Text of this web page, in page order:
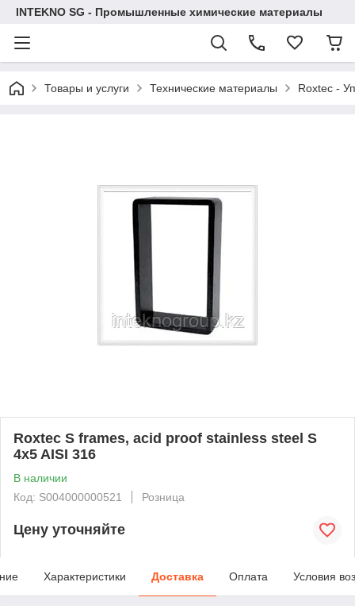
INTEKNO SG - Промышленные химические материалы
Товары и услуги Технические материалы Roxtec -
Roxtec S frames, acid proof stainless steel S
4x5 AISI 316
В наличии
Код: S004000000521
Розница
Цену уточняйте
Характеристики Доставка Оплата Условия